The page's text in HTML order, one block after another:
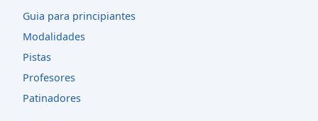
Guia para principiantes
Modalidades
Pistas
Profesores
Patinadores